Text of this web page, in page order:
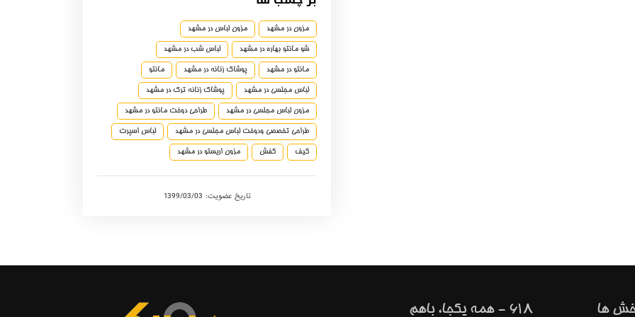
مزون در مشهد مزون لباس در مشهد
شو مانتو بهاره در مشهد لباس شب در مشهد
مانتو در مشهد پوشاک زنانه در مشهد مانتو
لباس مجلسی در مشهد پوشاک زنانه ترک در مشهد
مزون لباس مجلسی در مشهد طراحی دوخت مانتو در مشهد
طراحی تخصصی ودوخت لباس مجلسی در مشهد لباس اسپرت
کیف کفش مزون اریستو در مشهد
تاریخ عضویت: 1399/03/03
ها 618 - همه یکجا، باهم